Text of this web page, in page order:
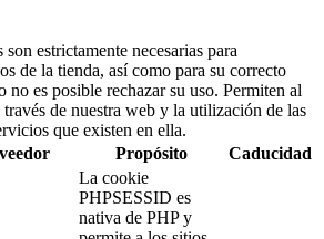
estrictamente necesarias para
de la tienda, así como para su correcto
es posible rechazar su uso. Permiten al
de nuestra web y la utilización de las
que existen en ella.
Propósito Caducidad
La cookie
PHPSESSID es
nativa de PHP y